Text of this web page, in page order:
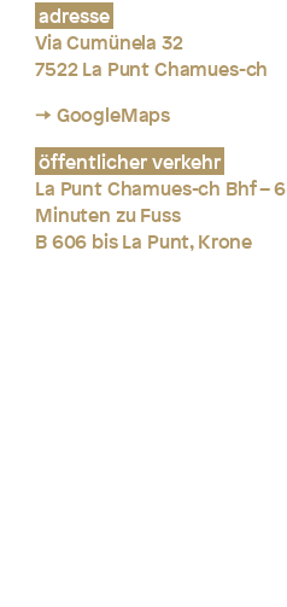
adresse
Via Cumünela 32
7522 La Punt Chamues-ch
→ GoogleMaps
öffentlicher verkehr
La Punt Chamues-ch Bhf – 6
Minuten zu Fuss
B 606 bis La Punt, Krone